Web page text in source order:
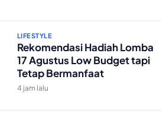
LIFESTYLE
Rekomendasi Hadiah Lomba
17 Agustus Low Budget tapi
Tetap Bermanfaat
4 jam lalu